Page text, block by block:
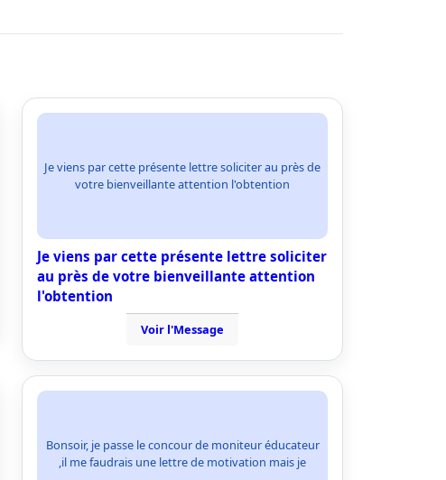
Je viens par cette présente lettre soliciter au près de
votre bienveillante attention l'obtention
Je viens par cette présente lettre soliciter
au près de votre bienveillante attention
l'obtention
Voir l'Message
Bonsoir, je passe le concour de moniteur éducateur
,il me faudrais une lettre de motivation mais je